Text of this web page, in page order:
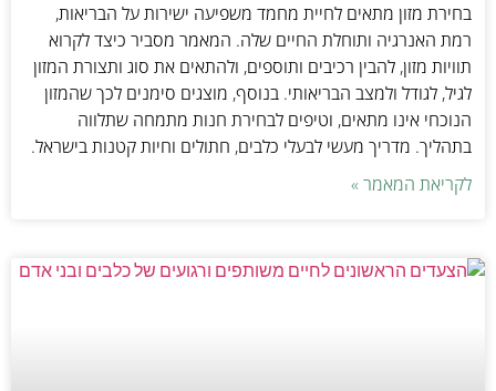
בחירת מזון מתאים לחיית מחמד משפיעה ישירות על הבריאות,
רמת האנרגיה ותוחלת החיים שלה. המאמר מסביר כיצד לקרוא
תוויות מזון, להבין רכיבים ותוספים, ולהתאים את סוג ותצורת המזון
לגיל, לגודל ולמצב הבריאותי. בנוסף, מוצגים סימנים לכך שהמזון
הנוכחי אינו מתאים, וטיפים לבחירת חנות מתמחה שתלווה
בתהליך. מדריך מעשי לבעלי כלבים, חתולים וחיות קטנות בישראל.
לקריאת המאמר »